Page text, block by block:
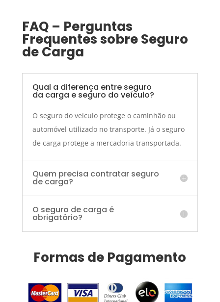
FAQ – Perguntas
Frequentes sobre Seguro
de Carga
Qual a diferença entre seguro
da carga e seguro do veículo?
O seguro do veículo protege o caminhão ou
automóvel utilizado no transporte. Já o seguro
de carga protege a mercadoria transportada.
Quem precisa contratar seguro
de carga?
O seguro de carga é
obrigatório?
Formas de Pagamento